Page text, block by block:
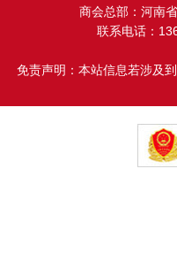
商会总部：河南
联系电话：
免责声明：本站信息若涉及